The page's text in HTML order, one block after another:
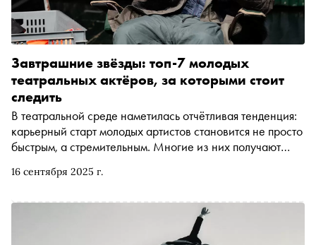
16 сентября 2025 г.
Завтрашние звёзды: топ-7 молодых
театральных актёров, за которыми стоит
следить
В театральной среде наметилась отчётливая тенденция:
карьерный старт молодых артистов становится не просто
быстрым, а стремительным. Многие из них получают
выпуска, минуя многолетний путь в массовке. На их
российского театра. Рассказываем о семи восходящих
звёздах, за которыми стоит следить прямо сейчас